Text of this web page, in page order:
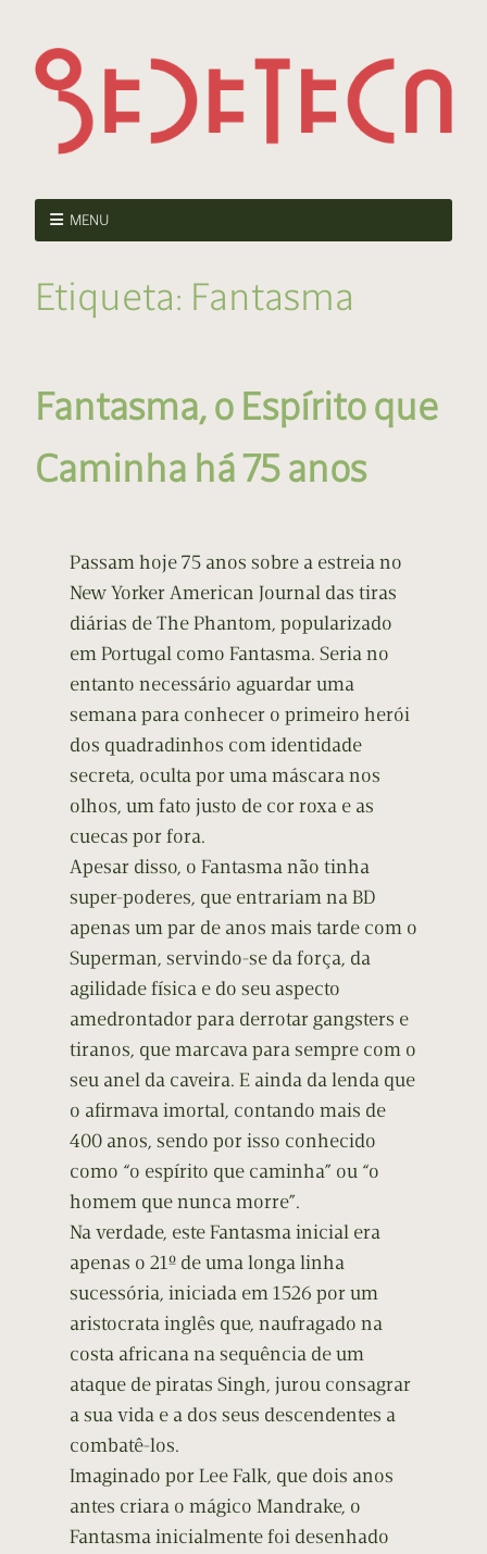
MENU
Etiqueta: Fantasma
Fantasma, o Espírito que
Caminha há 75 anos
Passam hoje 75 anos sobre a estreia no
New Yorker American Journal das tiras
diárias de The Phantom, popularizado
em Portugal como Fantasma. Seria no
entanto necessário aguardar uma
semana para conhecer o primeiro herói
dos quadradinhos com identidade
secreta, oculta por uma máscara nos
olhos, um fato justo de cor roxa e as
cuecas por fora.
Apesar disso, o Fantasma não tinha
super-poderes, que entrariam na BD
apenas um par de anos mais tarde com o
Superman, servindo-se da força, da
agilidade física e do seu aspecto
amedrontador para derrotar gangsters e
tiranos, que marcava para sempre com o
seu anel da caveira. E ainda da lenda que
o afirmava imortal, contando mais de
400 anos, sendo por isso conhecido
como “o espírito que caminha” ou “o
homem que nunca morre”.
Na verdade, este Fantasma inicial era
apenas o 21º de uma longa linha
sucessória, iniciada em 1526 por um
aristocrata inglês que, naufragado na
costa africana na sequência de um
ataque de piratas Singh, jurou consagrar
a sua vida e a dos seus descendentes a
combatê-los.
Imaginado por Lee Falk, que dois anos
antes criara o mágico Mandrake, o
Fantasma inicialmente foi desenhado